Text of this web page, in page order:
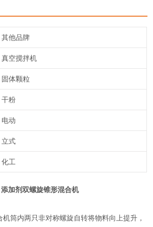
其他品牌
真空搅拌机
固体颗粒
干粉
电动
立式
化工
添加剂双螺旋锥形混合机
筒内两只非对称螺旋自转将物料向上提升，